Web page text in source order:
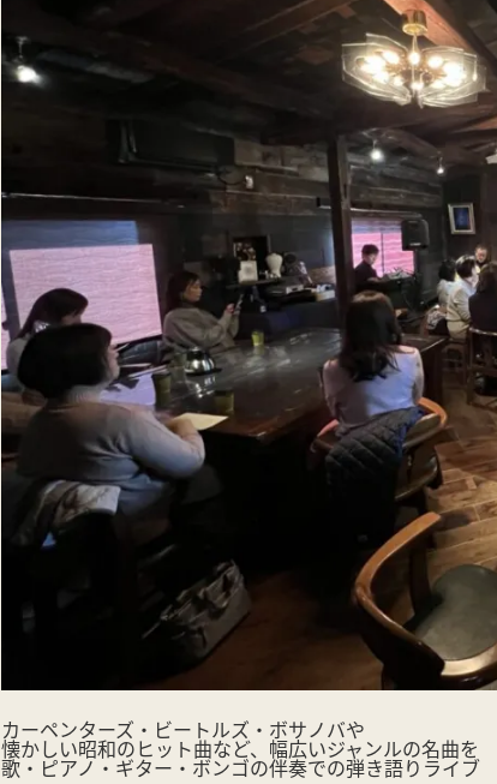
カーペンターズ・ビートルズ・ボサノバや
懐かしい昭和のヒット曲など、幅広いジャンルの名曲を
歌・ピアノ・ギター・ボンゴの伴奏での弾き語りライブ